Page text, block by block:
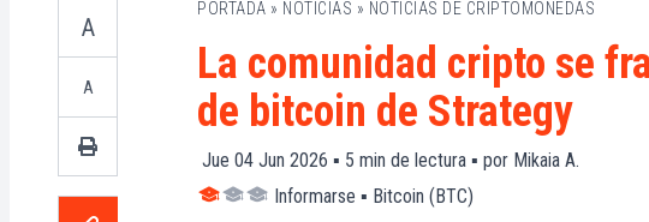
A
A
PORTADA » NOTICIAS » NOTICIAS DE CRIPTOMONEDAS
La comunidad cripto se
de bitcoin de Strategy
Jue 04 Jun 2026 ▪ 5 min de lectura ▪ por Mikaia A.
Informarse ▪ Bitcoin (BTC)